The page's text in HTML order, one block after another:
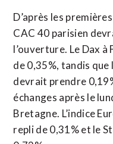
D’après les
CAC 40 parisien
l’ouverture. Le Dax
de 0,35%, tandis que
devrait prendre
échanges après le
Bretagne. L’indice
repli de ‌0,31% et le